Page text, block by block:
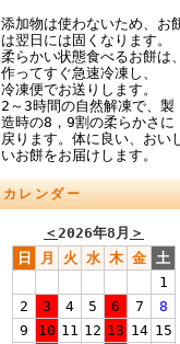
添加物は使わないため、お
は翌日には固くなります。
柔らかい状態食べるお餅は、
作ってすぐ急速冷凍し、
冷凍便でお送りします。
2～3時間の自然解凍で、製
造時の8，9割の柔らかさに
戻ります。体に良い、おい
いお餅をお届けします。
カレンダー
＜2026年8月 ＞
日
月 火 水 木 金 土
1
2
3 4 5 6 7
8
9
10 11 12 13 14 15